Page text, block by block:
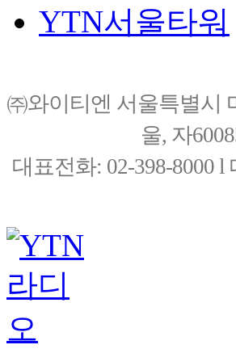
YTN서울타워
㈜와이티엔 서울특별시
울, 자
대표전화: 02-398-8000